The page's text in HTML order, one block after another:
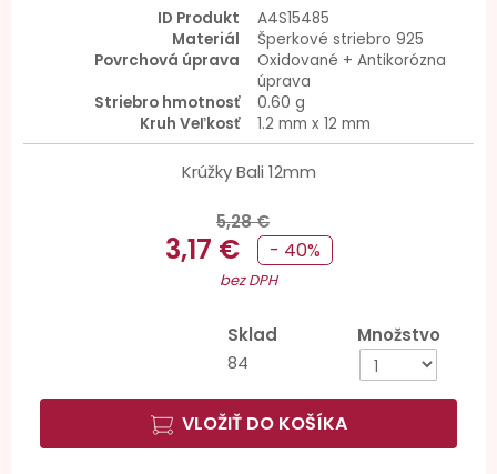
ID Produkt
A4S15485
Materiál
Šperkové striebro 925
Povrchová úprava
Oxidované + Antikorózna
úprava
Striebro hmotnosť
0.60 g
Kruh Veľkosť
1.2 mm x 12 mm
Krúžky Bali 12mm
5,28 €
3,17 € - 40%
bez DPH
Sklad
84
Množstvo
VLOŽIŤ DO KOŠÍKA